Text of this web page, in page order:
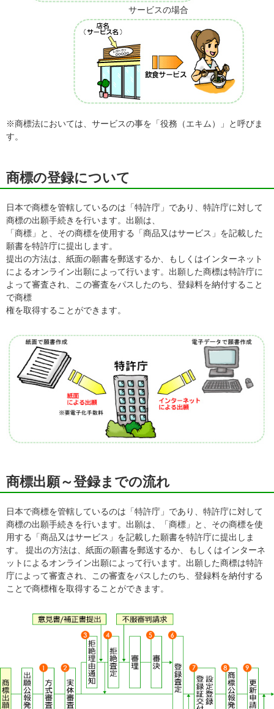
サービスの場合
※商標法においては、サービスの事を「役務（エキム）」と呼びま
す。
商標の登録について
日本で商標を管轄しているのは「特許庁」であり、特許庁に対して
商標の出願手続きを行います。出願は、
「商標」と、その商標を使用する「商品又はサービス」を記載した
願書を特許庁に提出します。
提出の方法は、紙面の願書を郵送するか、もしくはインターネット
によるオンライン出願によって行います。出願した商標は特許庁に
よって審査され、この審査をパスしたのち、登録料を納付すること
で商標
権を取得することができます。
商標出願～登録までの流れ
日本で商標を管轄しているのは「特許庁」であり、特許庁に対して
商標の出願手続きを行います。出願は、「商標」と、その商標を使
用する「商品又はサービス」を記載した願書を特許庁に提出しま
す。 提出の方法は、紙面の願書を郵送するか、もしくはインターネ
ットによるオンライン出願によって行います。出願した商標は特許
庁によって審査され、この審査をパスしたのち、登録料を納付する
ことで商標権を取得することができます。